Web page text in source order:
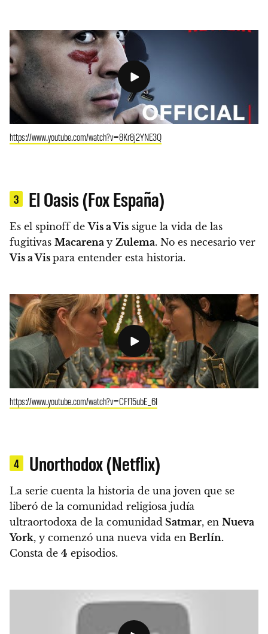
https://www.youtube.com/watch?v=8Kr8j2YNE3Q
3 El Oasis (Fox España)
Es el spinoff deVis a Vis sigue la vida de las
fugitivas Macarena y Zulema. No es necesario ver
Vis a Vis para entender esta historia.
https://www.youtube.com/watch?v=CFf15ubE_6I
4 Unorthodox (Netflix)
La serie cuenta la historia de una joven que se
liberó de la comunidad religiosa judía
ultraortodoxa de la comunidad Satmar, en Nueva
York, y comenzó una nueva vida en Berlín.
Consta de 4 episodios.